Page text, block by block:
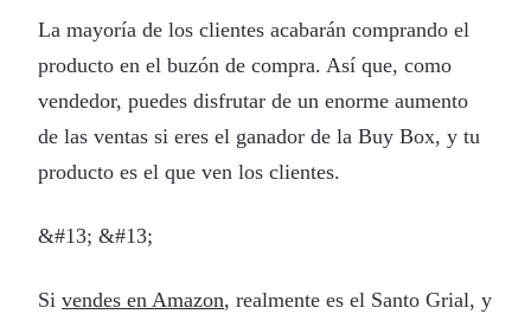
La mayoría de los clientes acabarán comprando el
producto en el buzón de compra. Así que, como
vendedor, puedes disfrutar de un enorme aumento
de las ventas si eres el ganador de la Buy Box, y tu
producto es el que ven los clientes.
&#13; &#13;
Si vendes en Amazon, realmente es el Santo Grial, y